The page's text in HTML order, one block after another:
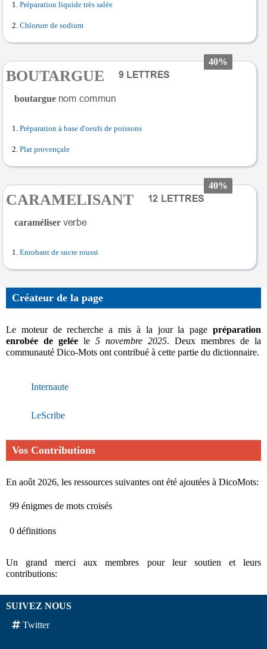
Préparation liquide très salée
Chlorure de sodium
40%
BOUTARGUE
boutargue
Préparation à base d'oeufs de poissons
Plat provençale
40%
CARAMELISANT
caraméliser
Enrobant de sucre roussi
Créateur de la page
Le moteur de recherche a mis à la jour la page préparation
enrobée de gelée le 5 novembre 2025. Deux membres de la
communauté Dico-Mots ont contribué à cette partie du dictionnaire.
Internaute
LeScribe
Vos Contributions
En août 2026, les ressources suivantes ont été ajoutées à DicoMots:
99 énigmes de mots croisés
0 définitions
Un grand merci aux membres pour leur soutien et leurs
contributions:
SUIVEZ NOUS
Twitter